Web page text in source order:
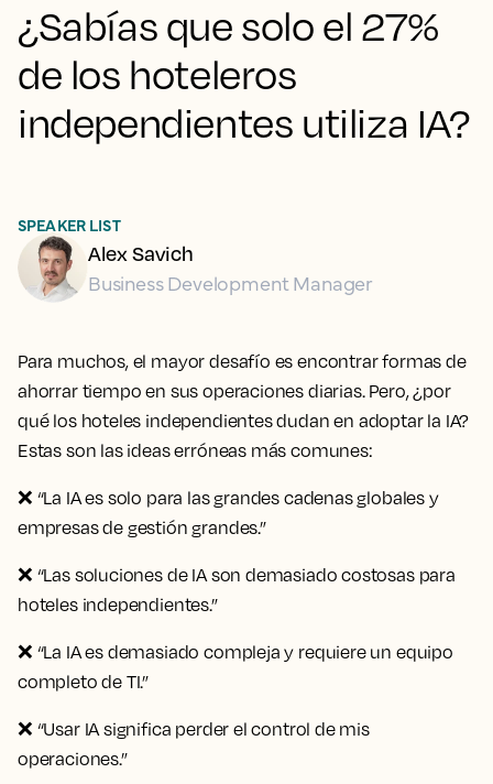
¿Sabías que solo el 27%
de los hoteleros
independientes utiliza IA?
Para muchos, el mayor desafío es encontrar formas de
ahorrar tiempo en sus operaciones diarias. Pero, ¿por
qué los hoteles independientes dudan en adoptar la IA?
Estas son las ideas erróneas más comunes:
❌ “La IA es solo para las grandes cadenas globales y
empresas de gestión grandes.”
❌ “Las soluciones de IA son demasiado costosas para
hoteles independientes.”
❌ “La IA es demasiado compleja y requiere un equipo
completo de TI.”
❌ “Usar IA significa perder el control de mis
operaciones.”
SPEAKER LIST
Alex Savich
Business Development Manager